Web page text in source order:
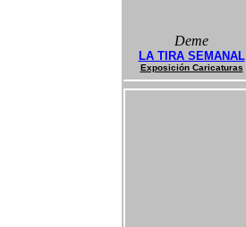
Deme
LA TIRA SEMANAL
Exposición Caricaturas